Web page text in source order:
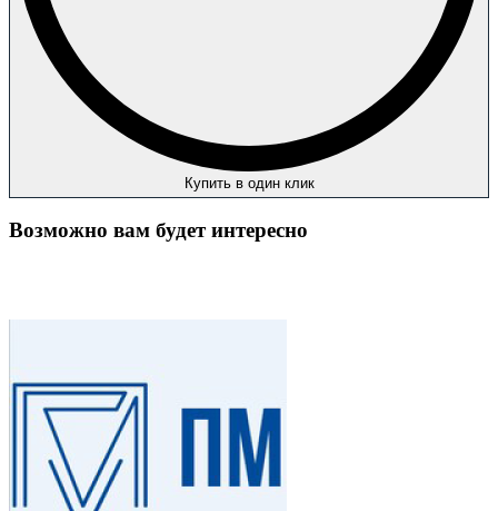
Купить в один клик
Возможно вам будет интересно